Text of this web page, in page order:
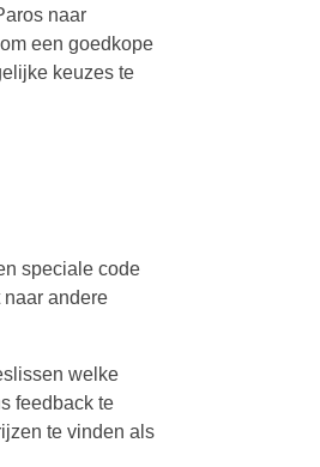
naar
een goedkope
keuzes te
speciale code
andere
welke
feedback te
te vinden als